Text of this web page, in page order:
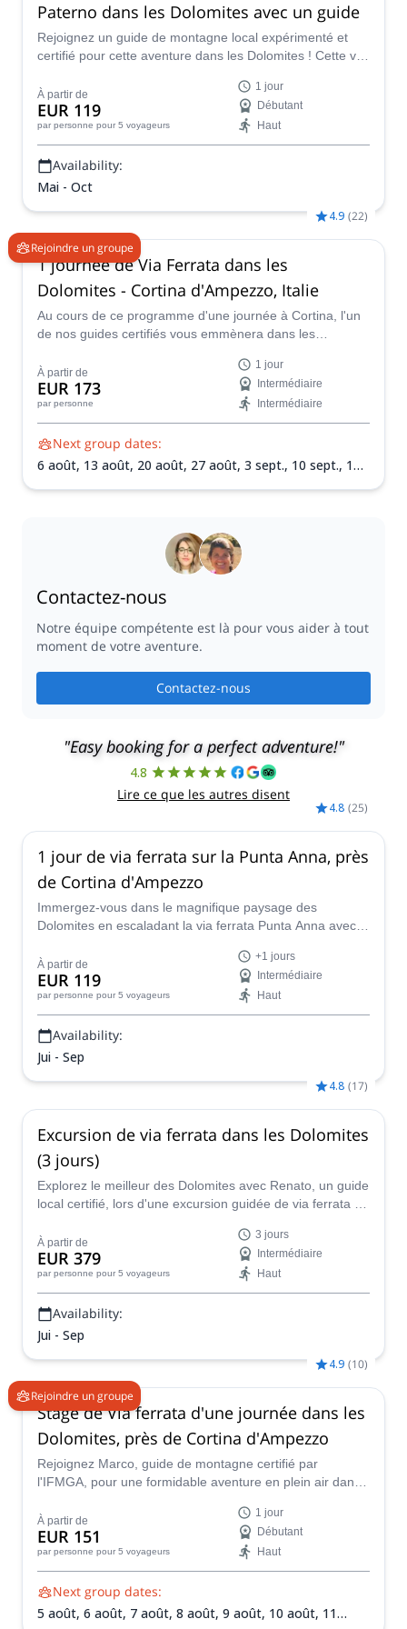
Paterno dans les Dolomites avec un guide
Rejoignez un guide de montagne local expérimenté et
certifié pour cette aventure dans les Dolomites ! Cette via
laissera sans voix !
À partir de
EUR 119
par personne pour 5 voyageurs
1 jour
Débutant
Haut
Availability:
Mai - Oct
Rejoindre un groupe
4.9 (22)
1 journée de Via Ferrata dans les
Dolomites - Cortina d'Ampezzo, Italie
Au cours de ce programme d'une journée à Cortina, l'un
de nos guides certifiés vous emmènera dans les
Ferrata. Rejoignez-nous et laissez-nous vous montrer les
meilleurs itinéraires de via ferrata dans les Dolomites.
À partir de
EUR 173
par personne
1 jour
Intermédiaire
Intermédiaire
Next group dates:
6 août, 13 août, 20 août, 27 août, 3 sept., 10 sept., 17
Contactez-nous
Notre équipe compétente est là pour vous aider à tout
moment de votre aventure.
Contactez-nous
"Easy booking for a perfect adventure!"
4.8
Lire ce que les autres disent
4.8 (25)
1 jour de via ferrata sur la Punta Anna, près
de Cortina d'Ampezzo
Immergez-vous dans le magnifique paysage des
Dolomites en escaladant la via ferrata Punta Anna avec
À partir de
EUR 119
par personne pour 5 voyageurs
+1 jours
Intermédiaire
Haut
Availability:
Jui - Sep
4.8 (17)
Excursion de via ferrata dans les Dolomites
(3 jours)
Explorez le meilleur des Dolomites avec Renato, un guide
local certifié, lors d'une excursion guidée de via ferrata de
À partir de
EUR 379
par personne pour 5 voyageurs
3 jours
Intermédiaire
Haut
Availability:
Jui - Sep
Rejoindre un groupe
4.9 (10)
Stage de Via ferrata d'une journée dans les
Dolomites, près de Cortina d'Ampezzo
Rejoignez Marco, guide de montagne certifié par
l'IFMGA, pour une formidable aventure en plein air dans
remontez l'une des célèbres via ferratas des Dolomites !
À partir de
EUR 151
par personne pour 5 voyageurs
1 jour
Débutant
Haut
Next group dates:
5 août, 6 août, 7 août, 8 août, 9 août, 10 août, 11